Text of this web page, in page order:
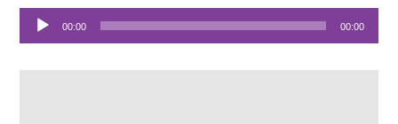
Audio
Player
00:00 00:00